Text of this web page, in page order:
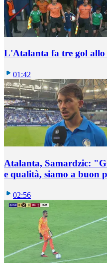
L'Atalanta fa tre gol allo
01:42
Atalanta, Samardzic:
e qualità, siamo a buon
02:56